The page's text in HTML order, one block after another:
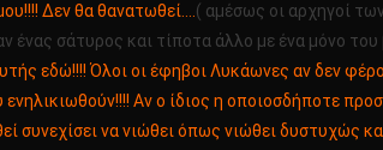
Δεν θα θανατωθεί….( αμέσως οι αρχηγοί
ένας σάτυρος και τίποτα άλλο με ένα μόνο
εδώ!!!! Όλοι οι έφηβοι Λυκάωνες αν δεν
Αν ο ίδιος η οποιοσδήποτε
συνεχίσει να νιώθει όπως νιώθει δυστυχώς